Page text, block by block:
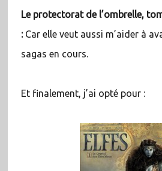
Le protectorat de l’ombrelle,
:Car elle veut aussi m’aider à
sagas en cours.
Et finalement, j’ai opté pour :